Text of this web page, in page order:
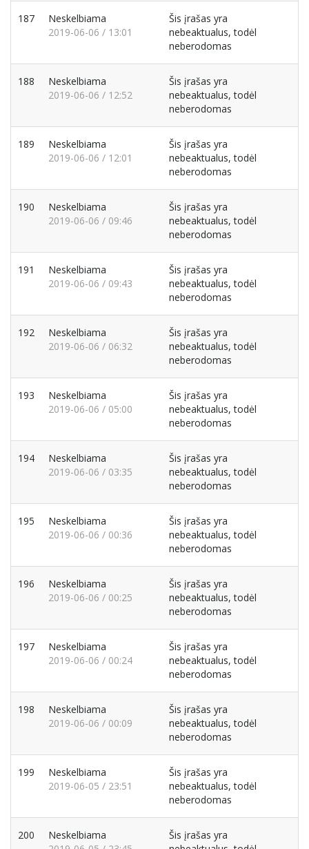
187
Neskelbiama
2019-06-06 / 13:01
Šis įrašas yra
nebeaktualus, todėl
neberodomas
188
Neskelbiama
2019-06-06 / 12:52
Šis įrašas yra
nebeaktualus, todėl
neberodomas
189
Neskelbiama
2019-06-06 / 12:01
Šis įrašas yra
nebeaktualus, todėl
neberodomas
190
Neskelbiama
2019-06-06 / 09:46
Šis įrašas yra
nebeaktualus, todėl
neberodomas
191
Neskelbiama
2019-06-06 / 09:43
Šis įrašas yra
nebeaktualus, todėl
neberodomas
192
Neskelbiama
2019-06-06 / 06:32
Šis įrašas yra
nebeaktualus, todėl
neberodomas
193
Neskelbiama
2019-06-06 / 05:00
Šis įrašas yra
nebeaktualus, todėl
neberodomas
194
Neskelbiama
2019-06-06 / 03:35
Šis įrašas yra
nebeaktualus, todėl
neberodomas
195
Neskelbiama
2019-06-06 / 00:36
Šis įrašas yra
nebeaktualus, todėl
neberodomas
196
Neskelbiama
2019-06-06 / 00:25
Šis įrašas yra
nebeaktualus, todėl
neberodomas
197
Neskelbiama
2019-06-06 / 00:24
Šis įrašas yra
nebeaktualus, todėl
neberodomas
198
Neskelbiama
2019-06-06 / 00:09
Šis įrašas yra
nebeaktualus, todėl
neberodomas
199
Neskelbiama
2019-06-05 / 23:51
Šis įrašas yra
nebeaktualus, todėl
neberodomas
200
Neskelbiama
Šis įrašas yra